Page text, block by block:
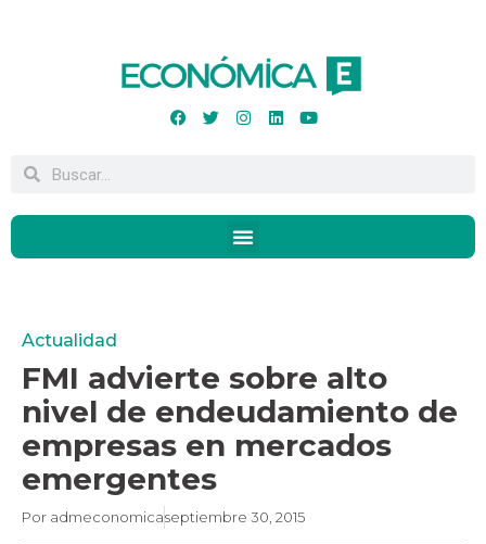
Actualidad
FMI advierte sobre alto
nivel de endeudamiento de
empresas en mercados
emergentes
Por admeconomicaseptiembre 30, 2015